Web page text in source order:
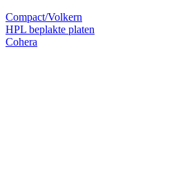
Compact/Volkern
HPL beplakte platen
Cohera